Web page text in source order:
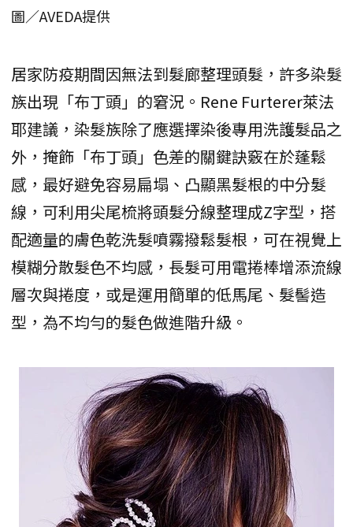
圖／AVEDA提供
居家防疫期間因無法到髮廊整理頭髮，許多染髮
族出現「布丁頭」的窘況。Rene Furterer萊法
耶建議，染髮族除了應選擇染後專用洗護髮品之
外，掩飾「布丁頭」色差的關鍵訣竅在於蓬鬆
感，最好避免容易扁塌、凸顯黑髮根的中分髮
線，可利用尖尾梳將頭髮分線整理成Z字型，搭
配適量的膚色乾洗髮噴霧撥鬆髮根，可在視覺上
模糊分散髮色不均感，長髮可用電捲棒增添流線
層次與捲度，或是運用簡單的低馬尾、髮髻造
型，為不均勻的髮色做進階升級。